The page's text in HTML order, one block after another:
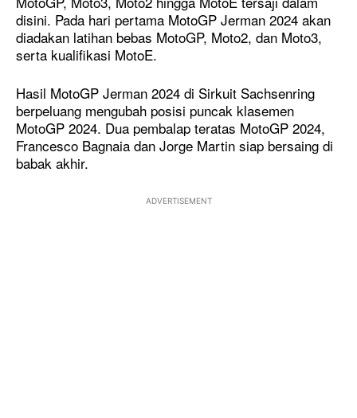
disini. Pada hari pertama MotoGP Jerman 2024 akan
diadakan latihan bebas MotoGP, Moto2, dan Moto3,
serta kualifikasi MotoE.
Hasil MotoGP Jerman 2024 di Sirkuit Sachsenring
berpeluang mengubah posisi puncak klasemen
MotoGP 2024. Dua pembalap teratas MotoGP 2024,
Francesco Bagnaia dan Jorge Martin siap bersaing di
babak akhir.
ADVERTISEMENT